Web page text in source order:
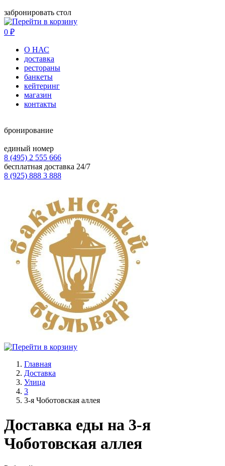
забронировать стол
0 ₽
О НАС
доставка
рестораны
банкеты
кейтеринг
магазин
контакты
бронирование
единый номер
8 (495) 2 555 666
бесплатная доставка 24/7
8 (925) 888 3 888
Главная
Доставка
Улица
3
3-я Чоботовская аллея
Доставка еды на 3-я
Чоботовская аллея